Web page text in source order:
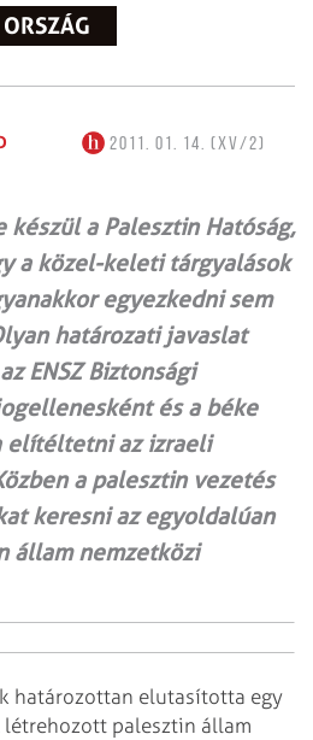
2011. 01. 14. (XV/2)
a Palesztin Hatóság,
a közel-keleti tárgyalások
egyezkedni sem
határozati javaslat
ENSZ Biztonsági
és a béke
elítéltetni az izraeli
a palesztin vezetés
keresni az egyoldalúan
állam nemzetközi
határozottan elutasította egy
palesztin állam